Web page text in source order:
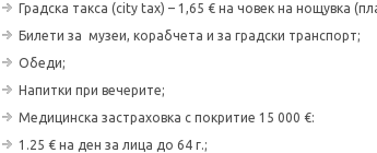
Градска такса (city tax) – 1,65 € на човек на нощувка
Билети за музеи, корабчета и за градски транспорт;
Обеди;
Напитки при вечерите;
Медицинска застраховка с покритие 15 000 €:
1.25 € на ден за лица до 64 г.;